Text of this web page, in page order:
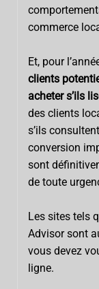
commerce
Et, pour
clients
acheter s’ils
des clients
s’ils
conversion
sont
de toute
Les sites tels
Advisor sont
vous devez
ligne.